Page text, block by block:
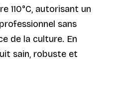
110°C, autorisant un
sans
de la culture. En
sain, robuste et